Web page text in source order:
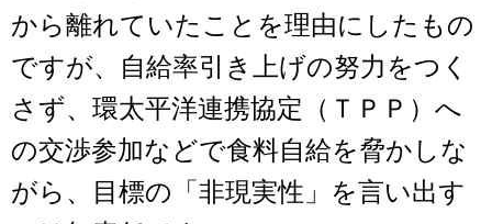
から離れていたことを理由にしたもの
ですが、自給率引き上げの努力をつく
さず、環太平洋連携協定（ＴＰＰ）へ
の交渉参加などで食料自給を脅かしな
がら、目標の「非現実性」を言い出す